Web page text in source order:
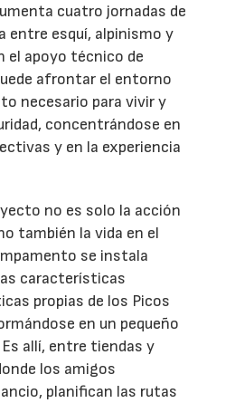
cuatro jornadas de
entre esquí, alpinismo y
el apoyo técnico de
afrontar el entorno
necesario para vivir y
concentrándose en
y en la experiencia
no es solo la acción
también la vida en el
se instala
características
propias de los Picos
en un pequeño
allí, entre tiendas y
los amigos
planifican las rutas